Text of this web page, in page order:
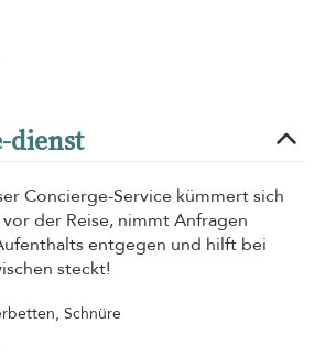
dienst
Concierge-Service kümmert sich
der Reise, nimmt Anfragen
entgegen und hilft bei
steckt!
Schnüre